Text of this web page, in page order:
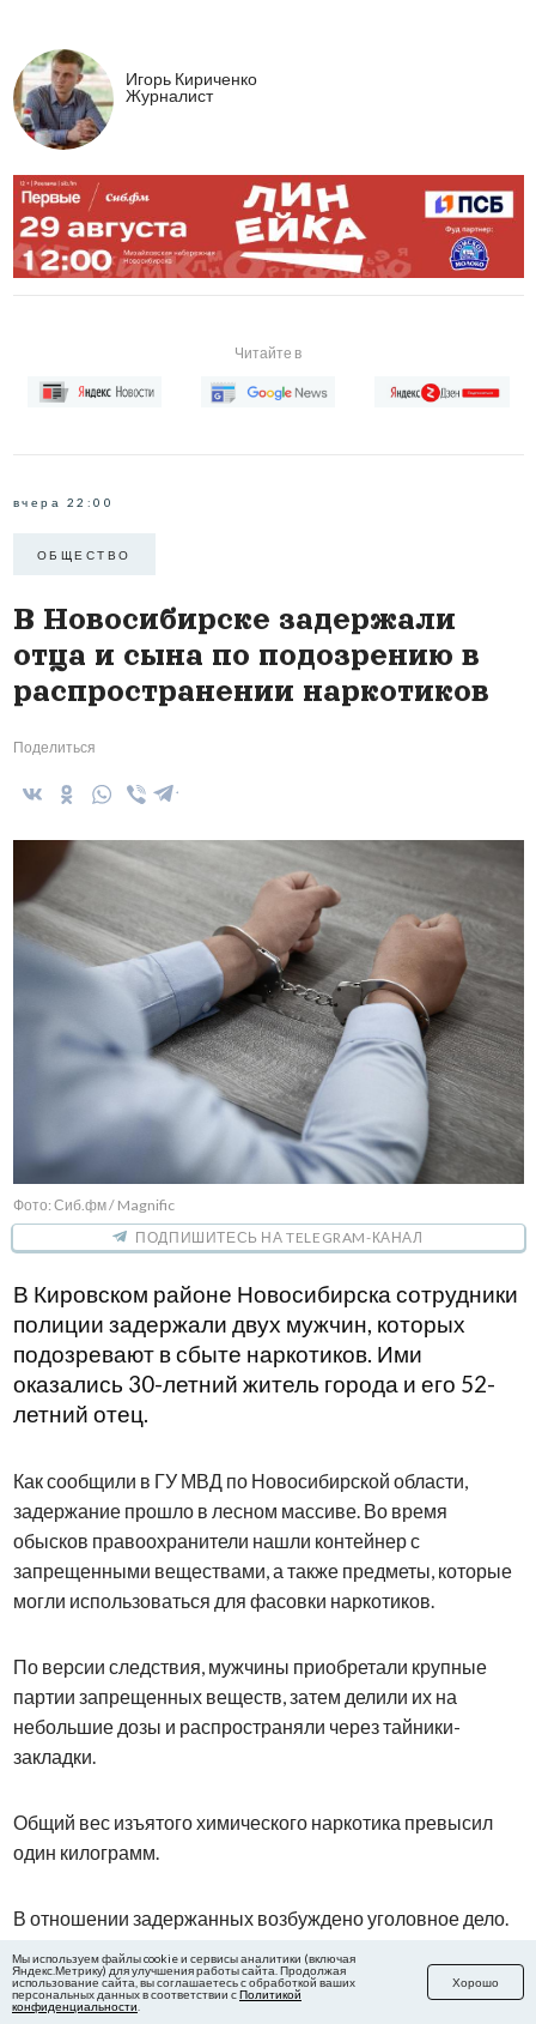
Игорь Кириченко
Журналист
Читайте в
вчера 22:00
ОБЩЕСТВО
В Новосибирске задержали
отца и сына по подозрению в
распространении наркотиков
Поделиться
Фото: Сиб.фм / Magnific
ПОДПИШИТЕСЬ НА TELEGRAM-КАНАЛ
В Кировском районе Новосибирска сотрудники
полиции задержали двух мужчин, которых
подозревают в сбыте наркотиков. Ими
оказались 30-летний житель города и его 52-
летний отец.
Как сообщили в ГУ МВД по Новосибирской области,
задержание прошло в лесном массиве. Во время
обысков правоохранители нашли контейнер с
запрещенными веществами, а также предметы, которые
могли использоваться для фасовки наркотиков.
По версии следствия, мужчины приобретали крупные
партии запрещенных веществ, затем делили их на
небольшие дозы и распространяли через тайники-
закладки.
Общий вес изъятого химического наркотика превысил
один килограмм.
В отношении задержанных возбуждено уголовное дело.
наказание вплоть до пожизненного лишения свободы.
Мы используем файлы cookie и сервисы аналитики (включая
Яндекс.Метрику) для улучшения работы сайта. Продолжая
использование сайта, вы соглашаетесь с обработкой ваших
персональных данных в соответствии сПолитикой
конфиденциальности
Хорошо